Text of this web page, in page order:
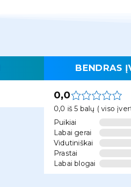
BENDRAS
0,0
0,0 iš 5 balų ( viso
Puikiai
Labai gerai
Vidutiniškai
Prastai
Labai blogai